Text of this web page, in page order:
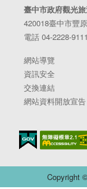
臺中市政府觀光
420018臺中市豐
電話 04-2228-9111
網站導覽
資訊安全
交換連結
網站資料開放宣告
Copyright